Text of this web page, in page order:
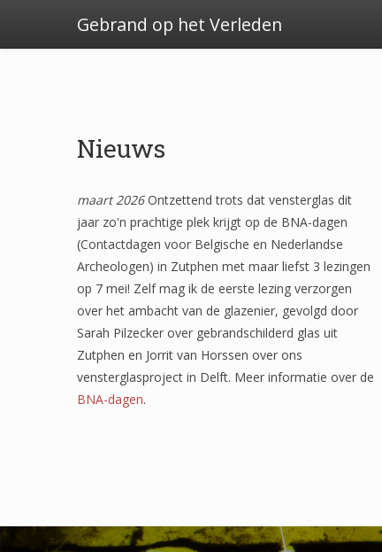
Gebrand op het Verleden
Nieuws
maart 2026Ontzettend trots dat vensterglas dit
jaar zo'n prachtige plek krijgt op de BNA-dagen
(Contactdagen voor Belgische en Nederlandse
Archeologen) in Zutphen met maar liefst 3 lezingen
op 7 mei! Zelf mag ik de eerste lezing verzorgen
over het ambacht van de glazenier, gevolgd door
Sarah Pilzecker over gebrandschilderd glas uit
Zutphen en Jorrit van Horssen over ons
vensterglasproject in Delft. Meer informatie over de
BNA-dagen.